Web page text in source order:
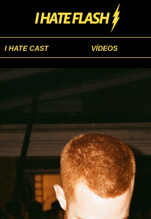
I HATE CAST VÍDEOS